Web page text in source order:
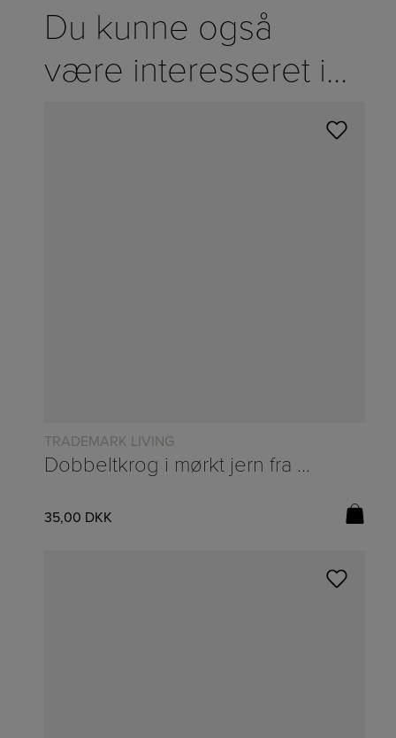
Du kunne også
være interesseret i...
TRADEMARK LIVING
Dobbeltkrog i mørkt jern fra Trademark Living – H:11cm
35,00 DKK